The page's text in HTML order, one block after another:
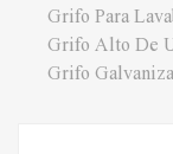
Grifo Para
Grifo Alto De
Grifo